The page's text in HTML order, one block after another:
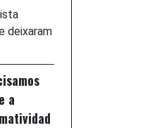
deixaram
a